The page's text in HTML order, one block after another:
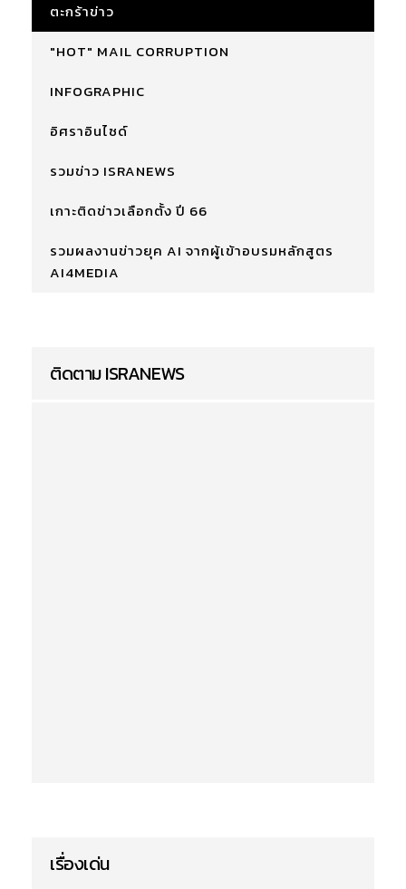
ตะกร้าข่าว
"HOT" MAIL CORRUPTION
INFOGRAPHIC
อิศราอินไซด์
รวมข่าว ISRANEWS
เกาะติดข่าวเลือกตั้ง ปี 66
รวมผลงานข่าวยุค AI จากผู้เข้าอบรมหลักสูตร
AI4MEDIA
ติดตาม ISRANEWS
เรื่องเด่น